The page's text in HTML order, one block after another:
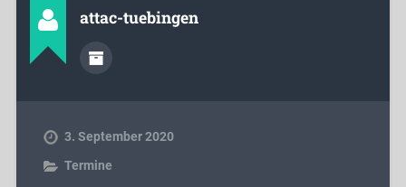
attac-tuebingen
3. September 2020
Termine